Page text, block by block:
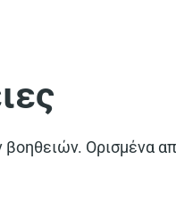
Ορισμένα